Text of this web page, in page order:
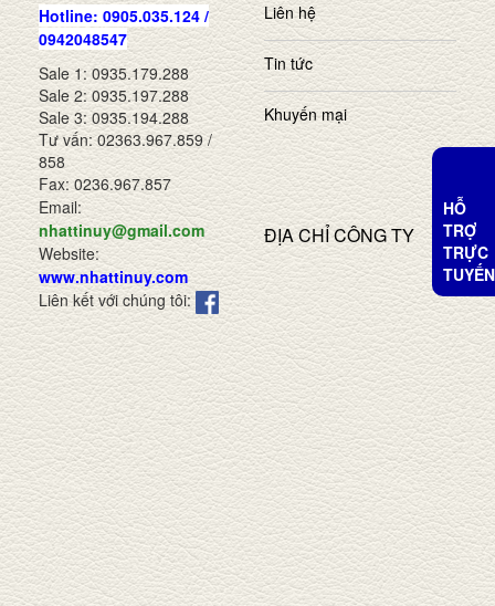
Hotline: 0905.035.124 /
0942048547
Sale 1: 0935.179.288
Sale 2: 0935.197.288
Sale 3: 0935.194.288
Tư vấn: 02363.967.859 /
858
Fax: 0236.967.857
Email:
nhattinuy@gmail.com
Website:
www.nhattinuy.com
Liên kết với chúng tôi:
Liên hệ
Tin tức
Khuyến mại
ĐỊA CHỈ CÔNG TY
HỖ
TRỢ
TRỰC
TUYẾN